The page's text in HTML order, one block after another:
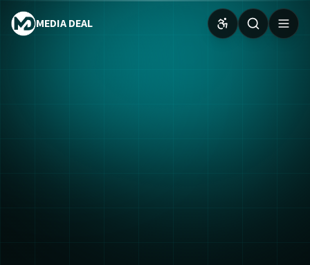
MEDIA DEAL